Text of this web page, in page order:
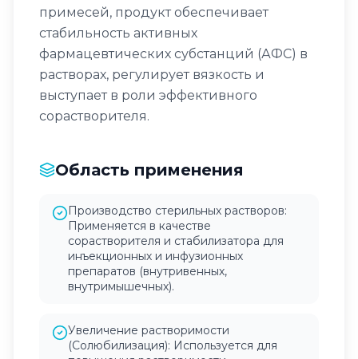
примесей, продукт обеспечивает
стабильность активных
фармацевтических субстанций (АФС) в
растворах, регулирует вязкость и
выступает в роли эффективного
сорастворителя.
Область применения
Производство стерильных растворов:
Применяется в качестве
сорастворителя и стабилизатора для
инъекционных и инфузионных
препаратов (внутривенных,
внутримышечных).
Увеличение растворимости
(Солюбилизация): Используется для